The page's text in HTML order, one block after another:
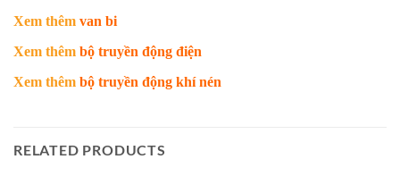
Xem thêm van bi
Xem thêm bộ truyền động điện
Xem thêm bộ truyền động khí nén
RELATED PRODUCTS